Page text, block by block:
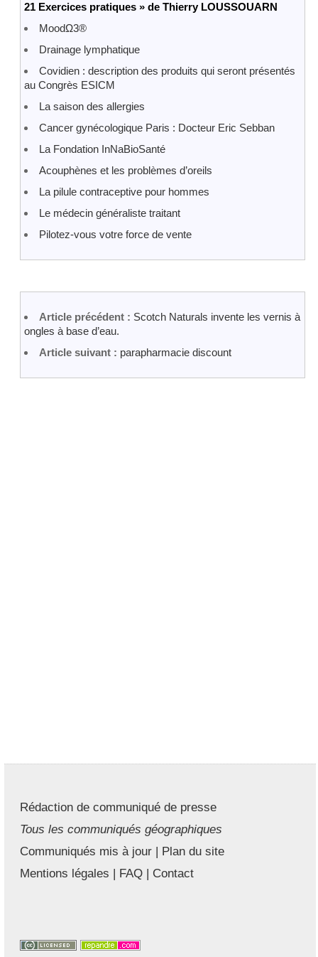
21 Exercices pratiques » de Thierry LOUSSOUARN
MoodΩ3®
Drainage lymphatique
Covidien : description des produits qui seront présentés
au Congrès ESICM
La saison des allergies
Cancer gynécologique Paris : Docteur Eric Sebban
La Fondation InNaBioSanté
Acouphènes et les problèmes d’oreils
La pilule contraceptive pour hommes
Le médecin généraliste traitant
Pilotez-vous votre force de vente
Article précédent : Scotch Naturals invente les vernis à
ongles à base d’eau.
Article suivant : parapharmacie discount
Rédaction de communiqué de presse
Tous les communiqués géographiques
Communiqués mis à jour | Plan du site
Mentions légales | FAQ | Contact